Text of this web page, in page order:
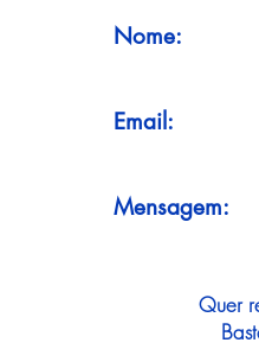
Nome:
Email:
Mensagem:
Quer